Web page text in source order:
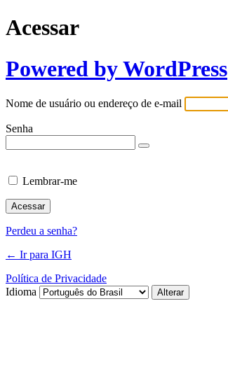
Acessar
Powered by WordPress
Nome de usuário ou endereço de e-mail
Senha
Lembrar-me
Perdeu a senha?
← Ir para IGH
Política de Privacidade
Idioma